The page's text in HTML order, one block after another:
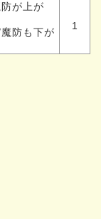
が上が
防も下が
1